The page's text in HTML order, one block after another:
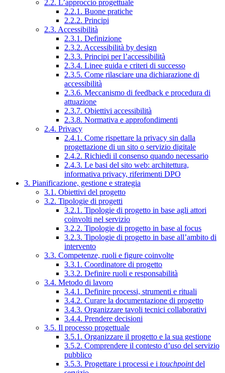
2.2. L’approccio progettuale
2.2.1. Buone pratiche
2.2.2. Principi
2.3. Accessibilità
2.3.1. Definizione
2.3.2. Accessibilità by design
2.3.3. Principi per l’accessibilità
2.3.4. Linee guida e criteri di successo
2.3.5. Come rilasciare una dichiarazione di
accessibilità
2.3.6. Meccanismo di feedback e procedura di
attuazione
2.3.7. Obiettivi accessibilità
2.3.8. Normativa e approfondimenti
2.4. Privacy
2.4.1. Come rispettare la privacy sin dalla
progettazione di un sito o servizio digitale
2.4.2. Richiedi il consenso quando necessario
2.4.3. Le basi del sito web: architettura,
informativa privacy, riferimenti DPO
3. Pianificazione, gestione e strategia
3.1. Obiettivi del progetto
3.2. Tipologie di progetti
3.2.1. Tipologie di progetto in base agli attori
coinvolti nel servizio
3.2.2. Tipologie di progetto in base al focus
3.2.3. Tipologie di progetto in base all’ambito di
intervento
3.3. Competenze, ruoli e figure coinvolte
3.3.1. Coordinatore di progetto
3.3.2. Definire ruoli e responsabilità
3.4. Metodo di lavoro
3.4.1. Definire processi, strumenti e rituali
3.4.2. Curare la documentazione di progetto
3.4.3. Organizzare tavoli tecnici collaborativi
3.4.4. Prendere decisioni
3.5. Il processo progettuale
3.5.1. Organizzare il progetto e la sua gestione
3.5.2. Comprendere il contesto d’uso del servizio
pubblico
3.5.3. Progettare i processi e i touchpointdel